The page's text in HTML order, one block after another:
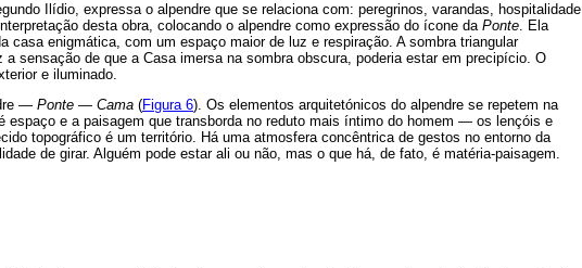
Ilídio, expressa o alpendre que se relaciona com: peregrinos, varandas, hospitalidade
desta obra, colocando o alpendre como expressão do ícone da Ponte. Ela
casa enigmática, com um espaço maior de luz e respiração. A sombra triangular
a sensação de que a Casa imersa na sombra obscura, poderia estar em precipício. O
e iluminado.
— Ponte — Cama (Figura 6). Os elementos arquitetónicos do alpendre se repetem na
espaço e a paisagem que transborda no reduto mais íntimo do homem — os lençóis e
topográfico é um território. Há uma atmosfera concêntrica de gestos no entorno da
de girar. Alguém pode estar ali ou não, mas o que há, de fato, é matéria-paisagem.